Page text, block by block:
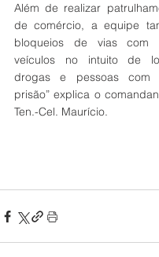
Além de realizar
de comércio, a equipe
bloqueios de vias com
veículos no intuito de
drogas e pessoas com
prisão” explica o
Ten.-Cel. Maurício.